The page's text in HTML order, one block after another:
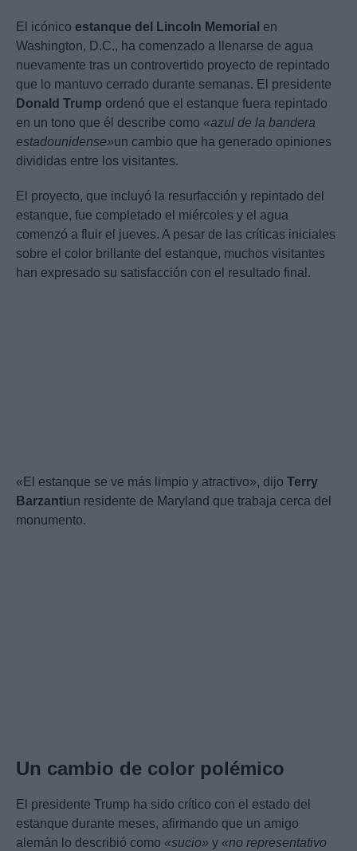
El icónico estanque del Lincoln Memorial en
Washington, D.C., ha comenzado a llenarse de agua
nuevamente tras un controvertido proyecto de repintado
que lo mantuvo cerrado durante semanas. El presidente
Donald Trump ordenó que el estanque fuera repintado
en un tono que él describe como «azul de la bandera
estadounidense»un cambio que ha generado opiniones
divididas entre los visitantes.
El proyecto, que incluyó la resurfacción y repintado del
estanque, fue completado el miércoles y el agua
comenzó a fluir el jueves. A pesar de las críticas iniciales
sobre el color brillante del estanque, muchos visitantes
han expresado su satisfacción con el resultado final.
«El estanque se ve más limpio y atractivo», dijo Terry
Barzantiun residente de Maryland que trabaja cerca del
monumento.
Un cambio de color polémico
El presidente Trump ha sido crítico con el estado del
estanque durante meses, afirmando que un amigo
alemán lo describió como «sucio» y «no representativo